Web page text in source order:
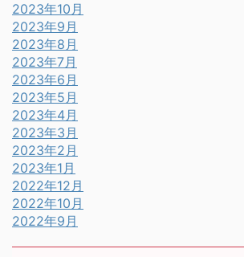
2023年10月
2023年9月
2023年8月
2023年7月
2023年6月
2023年5月
2023年4月
2023年3月
2023年2月
2023年1月
2022年12月
2022年10月
2022年9月